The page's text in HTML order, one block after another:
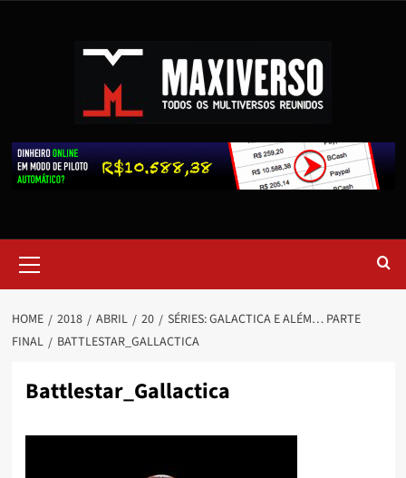
HOME 2018 ABRIL 20
SÉRIES: GALACTICA E ALÉM… PARTE
FINAL
BATTLESTAR_GALLACTICA
Battlestar_Gallactica